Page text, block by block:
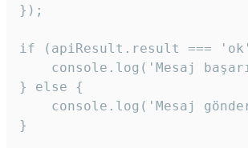
});
if (apiResult.result ===
console.log('Mesaj
} else {
console.log('Mesaj
}